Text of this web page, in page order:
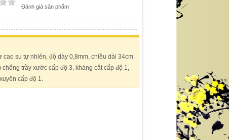
Đánh giá sản phẩm
su tự nhiên, độ dày 0,8mm, chiều dài 34cm.
trầy xước cấp độ 3, kháng cắt cấp độ 1,
cấp độ 1.